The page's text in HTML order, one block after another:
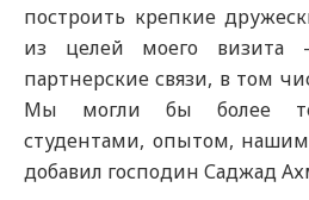
построить крепкие
из целей моего визита
партнерские связи, в том
Мы могли бы более
студентами, опытом,
добавил господин Саджад